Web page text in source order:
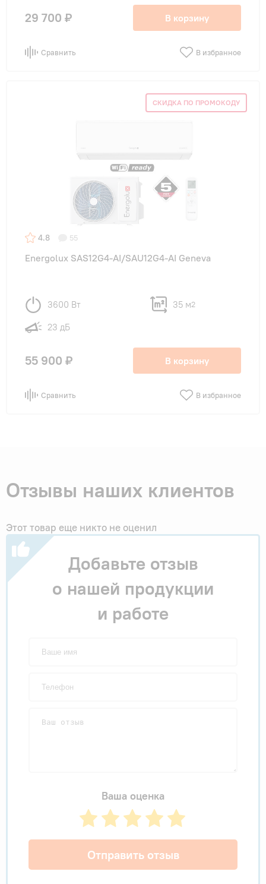
29 700 ₽ В корзину
Сравнить В избранное
СКИДКА ПО ПРОМОКОДУ
4.8 55
Energolux SAS12G4-AI/SAU12G4-AI Geneva
3600 Вт 35 м2
23 дБ
55 900 ₽ В корзину
Сравнить В избранное
Отзывы наших клиентов
Этот товар еще никто не оценил
Добавьте отзыв
о нашей продукции
и работе
Ваша оценка
Отправить отзыв